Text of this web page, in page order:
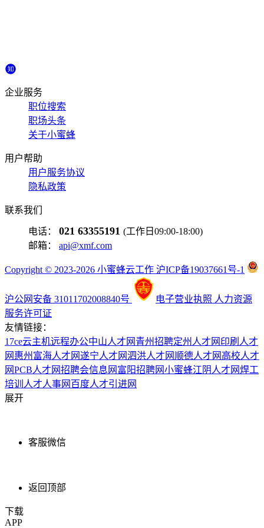
企业服务
职位搜索
职场头条
关于小蜜蜂
用户帮助
用户服务协议
隐私政策
联系我们
电话： 021 63355191 (工作日09:00-18:00)
邮箱： api@xmf.com
Copyright © 2023-2026 小蜜蜂云工作 沪ICP备19037661号-1
沪公网安备 31011702008840号 电子营业执照 人力资源
服务许可证
友情链接：
17ce云主机远程办公中山人才网 青州招聘定州人才网 印刷人才
网 惠州富海人才网遂宁人才网泗洪人才网 顺德人才网 高校人才
网PCB人才网招聘会信息网 富阳招聘网小蜜蜂江阴人才网焊工
培训 人才人事网 百度人才引进网
展开
客服微信
返回顶部
下载
APP